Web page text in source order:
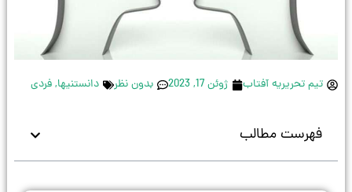
تیم تحریریه آفتاب ژوئن 17, 2023 بدون نظر دانستنیها,فردی
فهرست مطالب